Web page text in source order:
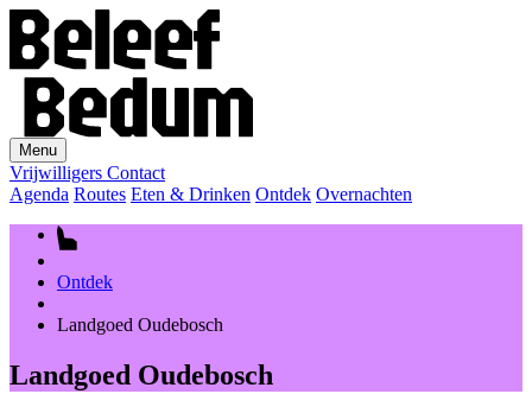
Menu
Vrijwilligers Contact
Agenda Routes Eten & Drinken Ontdek Overnachten
Ontdek
Landgoed Oudebosch
Landgoed Oudebosch